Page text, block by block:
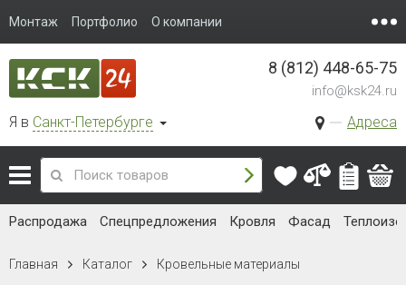
Монтаж Портфолио О компании
Я в Санкт-Петербурге Адреса
8 (812) 448-65-75
info@ksk24.ru
Распродажа Спецпредложения Кровля Фасад
Главная Каталог Кровельные материалы